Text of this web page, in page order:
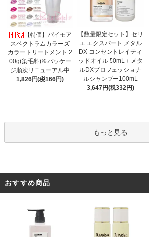
【特価】パイモア
スペクトラムカラーズ
カラートリートメント 2
00g(染毛料)※パッケー
ジ順次リニューアル中
1,826円(税166円)
【数量限定セット】セリ
エ エクスパート メタル
DX コンセントレイティ
ッドオイル 50mL＋メタ
ルDXプロフェッショナ
ルシャンプー100mL
3,647円(税332円)
もっと見る
おすすめ商品